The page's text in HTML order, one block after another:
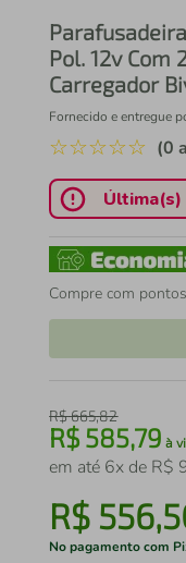
Pol. 12v Com
Carregador
Fornecido e entregue
☆☆☆☆☆ (0
Última(s)
Compre com
R$665,82
R$585,79 à
em até 6x de R$
R$ 556,
No pagamento com